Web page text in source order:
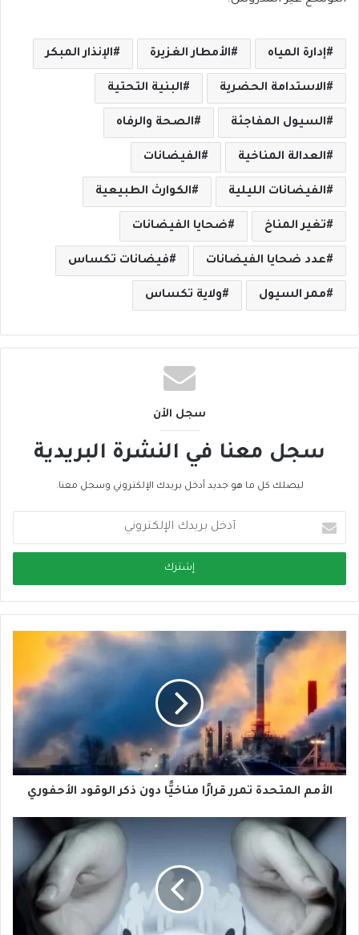
إدارة المياه الأمطار الغزيرة الإنذار المبكر
الاستدامة الحضرية البنية التحتية
السيول المفاجئة الصحة والرفاه
العدالة المناخية الفيضانات
الفيضانات الليلية الكوارث الطبيعية
تغير المناخ ضحايا الفيضانات
عدد ضحايا الفيضانات فيضانات تكساس
ممر السيول ولاية تكساس
سجل الأن
سجل معنا في النشرة البريدية
ليصلك كل ما هو جديد أدخل بريدك الإلكتروني وسجل معنا.
خ
ب
ر
ا
ل
إ
ل
ر
ي
الأمم المتحدة تمرر قرارًا مناخيًّا دون ذكر الوقود الأحفوري